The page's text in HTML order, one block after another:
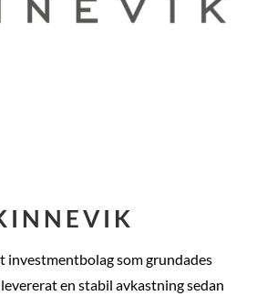
investmentbolag som grundades
en stabil avkastning sedan